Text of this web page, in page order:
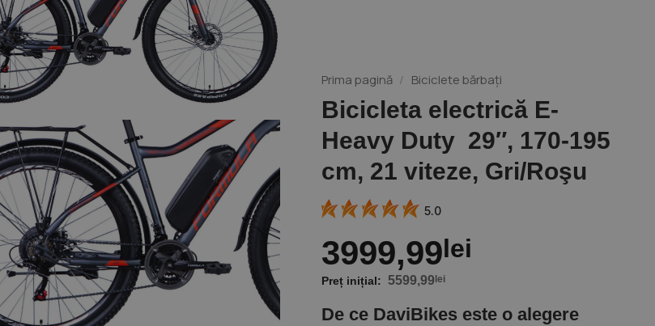
Prima pagină / Biciclete bărbați
Bicicleta electrică E-
Heavy Duty 29″, 170-195
cm, 21 viteze, Gri/Roşu
5.0
3999,99lei
5599,99lei
De ce DaviBikes este o alegere